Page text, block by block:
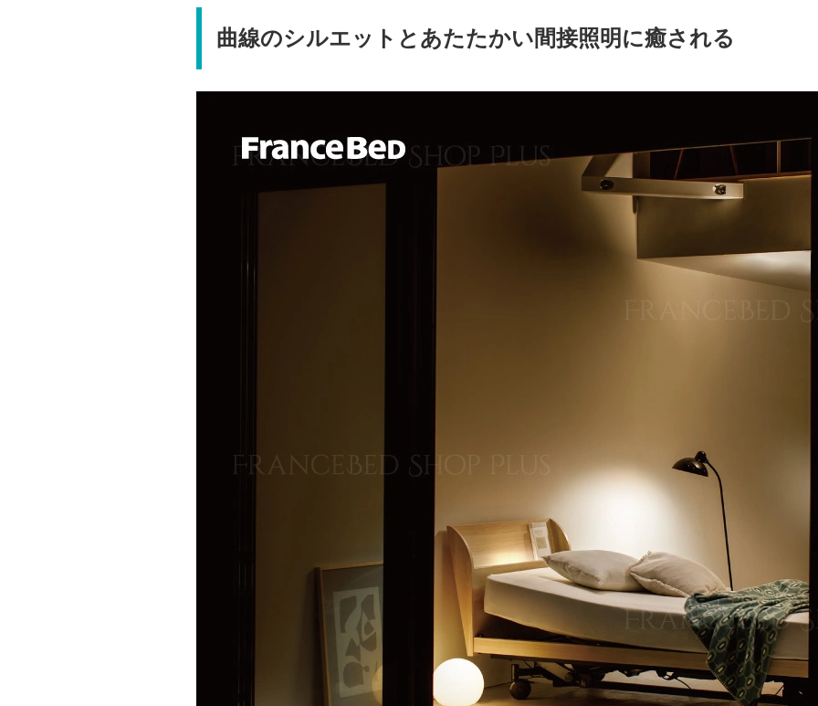
曲線のシルエットとあたたかい間接照明に癒される